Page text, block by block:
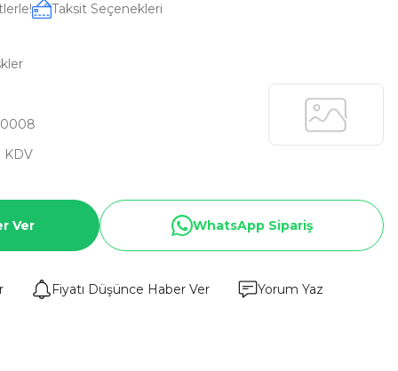
Taksit Seçenekleri
KDV
Ver WhatsApp Sipariş
Fiyatı Düşünce Haber Ver Yorum Yaz